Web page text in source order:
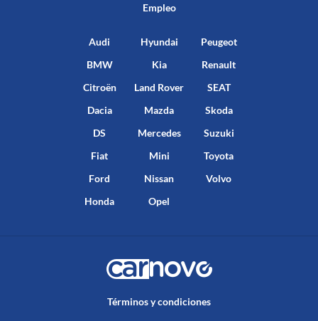
Empleo
Audi
BMW
Citroën
Dacia
DS
Fiat
Ford
Honda
Hyundai
Kia
Land Rover
Mazda
Mercedes
Mini
Nissan
Opel
Peugeot
Renault
SEAT
Skoda
Suzuki
Toyota
Volvo
Términos y condiciones